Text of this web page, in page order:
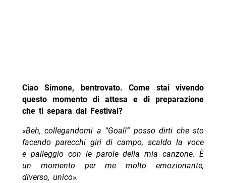
Ciao Simone, bentrovato. Come stai vivendo
questo momento di attesa e di preparazione
che ti separa dal Festival?
«Beh, collegandomi a “Goal!” posso dirti che sto
facendo parecchi giri di campo, scaldo la voce
e palleggio con le parole della mia canzone. È
un momento per me molto emozionante,
diverso, unico».